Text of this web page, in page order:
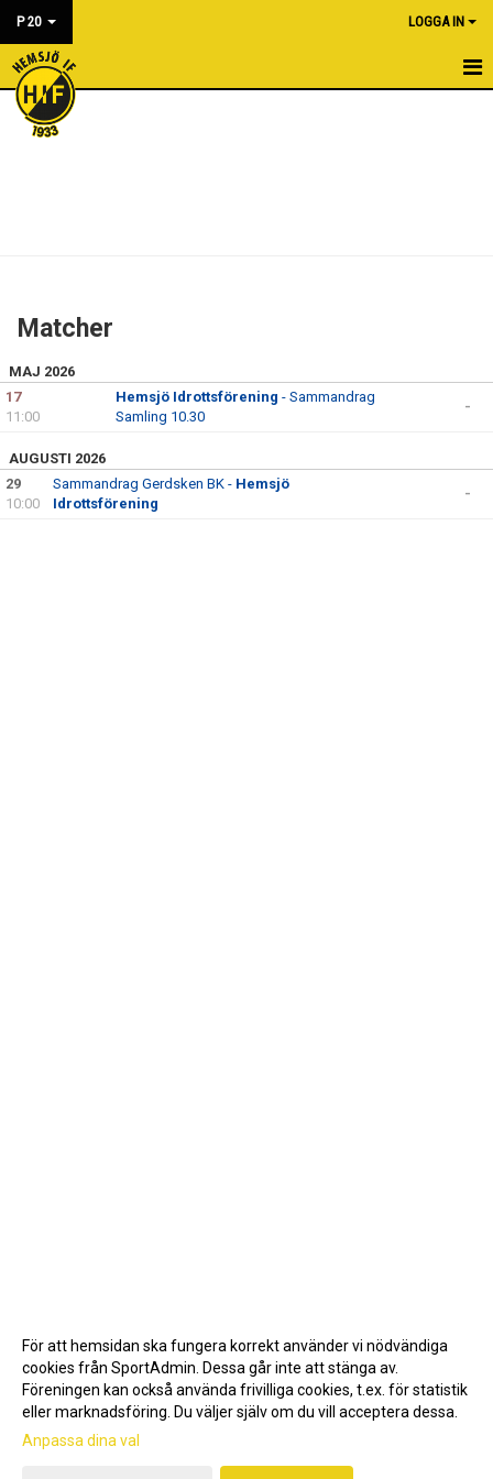
P 20 LOGGA IN
HEM
KONTAKT
Matcher
MAJ 2026
17
11:00
Hemsjö Idrottsförening - Sammandrag
Samling 10.30
-
AUGUSTI 2026
29
10:00
Sammandrag Gerdsken BK - Hemsjö
Idrottsförening
-
Gå till Webbversion
För att hemsidan ska fungera korrekt använder vi nödvändiga
cookies från SportAdmin. Dessa går inte att stänga av.
Föreningen kan också använda frivilliga cookies, t.ex. för statistik
eller marknadsföring. Du väljer själv om du vill acceptera dessa.
Anpassa dina val